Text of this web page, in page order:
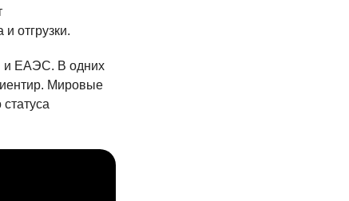
отгрузки.
и ЕАЭС. В одних
Мировые